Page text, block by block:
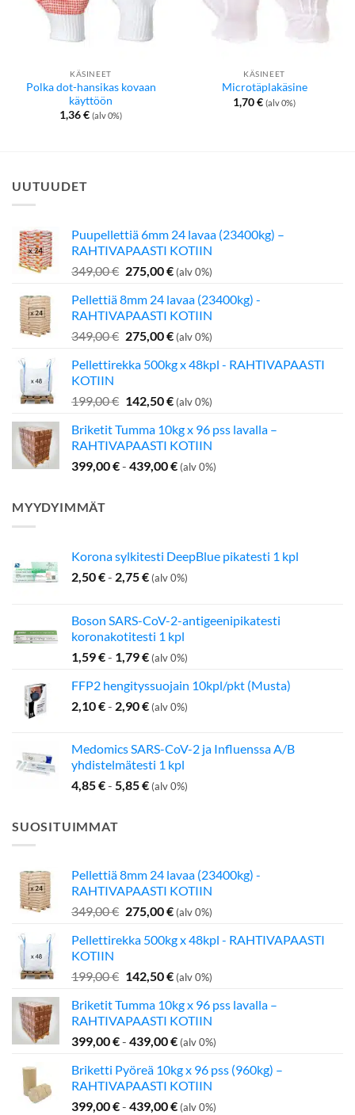
KÄSINEET
Polka dot-hansikas kovaan
käyttöön
1,36€ (alv 0%)
KÄSINEET
Microtäplakäsine
1,70€ (alv 0%)
UUTUUDET
Puupellettiä 6mm 24 lavaa (23400kg) –
RAHTIVAPAASTI KOTIIN
349,00€ Alkuperäinen
oli:
349,00 €.
275,00€Nykyinen
on:
275,00 €.
(alv 0%)
Pellettiä 8mm 24 lavaa (23400kg) -
RAHTIVAPAASTI KOTIIN
349,00€ Alkuperäinen
oli:
275,00€Nykyinen
on:
(alv 0%)
Pellettirekka 500kg x 48kpl - RAHTIVAPAASTI
KOTIIN
199,00€ Alkuperäinen
oli:
199,00 €.
142,50€Nykyinen
on:
142,50 €.
(alv 0%)
Briketit Tumma 10kg x 96 pss lavalla –
RAHTIVAPAASTI KOTIIN
399,00€- 439,00€ (alv 0%)
MYYDYIMMÄT
Korona sylkitesti DeepBlue pikatesti 1 kpl
2,50€- 2,75€ (alv 0%)
Boson SARS-CoV-2-antigeenipikatesti
koronakotitesti 1 kpl
1,59€- 1,79€ (alv 0%)
FFP2 hengityssuojain 10kpl/pkt (Musta)
2,10€- 2,90€ (alv 0%)
Medomics SARS-CoV-2 ja Influenssa A/B
yhdistelmätesti 1 kpl
4,85€- 5,85€ (alv 0%)
SUOSITUIMMAT
Pellettiä 8mm 24 lavaa (23400kg) -
RAHTIVAPAASTI KOTIIN
349,00€ Alkuperäinen
oli:
275,00€Nykyinen
on:
(alv 0%)
Pellettirekka 500kg x 48kpl - RAHTIVAPAASTI
KOTIIN
199,00€ Alkuperäinen
oli:
199,00 €.
142,50€Nykyinen
on:
142,50 €.
(alv 0%)
Briketit Tumma 10kg x 96 pss lavalla –
RAHTIVAPAASTI KOTIIN
399,00€- 439,00€ (alv 0%)
Briketti Pyöreä 10kg x 96 pss (960kg) –
RAHTIVAPAASTI KOTIIN
399,00€- 439,00€ (alv 0%)